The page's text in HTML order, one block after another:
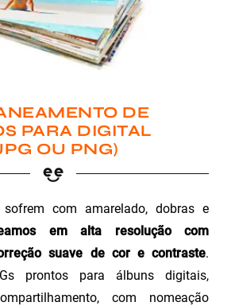
DE
PARA DIGITAL
OU PNG)
com amarelado, dobras e
em alta resolução com
suave de cor e contraste.
prontos para álbuns digitais,
com nomeação